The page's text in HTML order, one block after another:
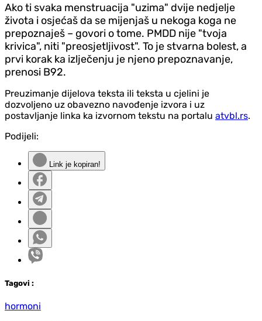
Ako ti svaka menstruacija "uzima" dvije nedjelje
života i osjećaš da se mijenjaš u nekoga koga ne
prepoznaješ – govori o tome. PMDD nije "tvoja
krivica", niti "preosjetljivost". To je stvarna bolest, a
prvi korak ka izlječenju je njeno prepoznavanje,
prenosi B92.
Preuzimanje dijelova teksta ili teksta u cjelini je
dozvoljeno uz obavezno navođenje izvora i uz
postavljanje linka ka izvornom tekstu na portalu atvbl.rs.
Podijeli:
Link je kopiran!
Tagovi :
hormoni